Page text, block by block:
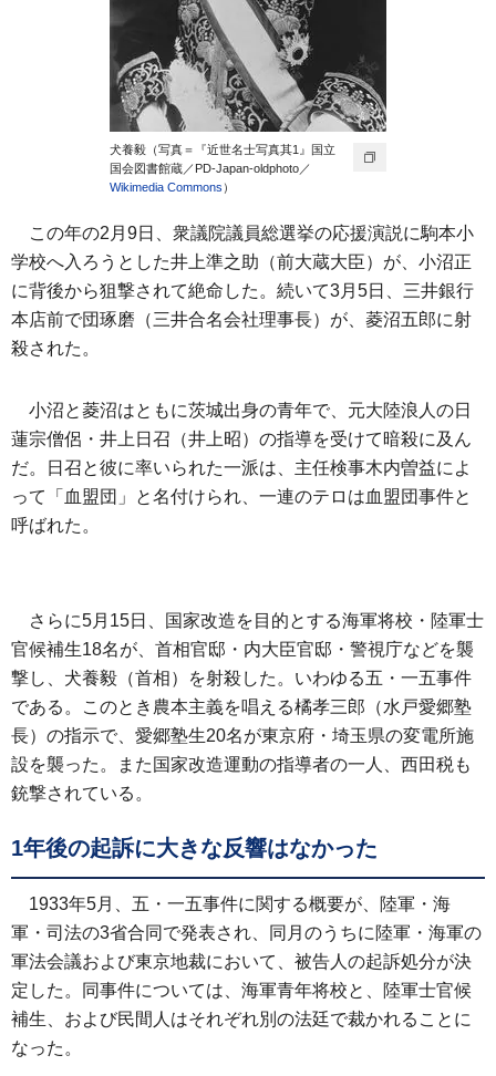
犬養毅（写真＝『近世名士写真其1』国立
国会図書館蔵／PD-Japan-oldphoto／
Wikimedia Commons ）
この年の2月9日、衆議院議員総選挙の応援演説に駒本小
学校へ入ろうとした井上準之助（前大蔵大臣）が、小沼正
に背後から狙撃されて絶命した。続いて3月5日、三井銀行
本店前で団琢磨（三井合名会社理事長）が、菱沼五郎に射
殺された。
小沼と菱沼はともに茨城出身の青年で、元大陸浪人の日
蓮宗僧侶・井上日召（井上昭）の指導を受けて暗殺に及ん
だ。日召と彼に率いられた一派は、主任検事木内曽益によ
って「血盟団」と名付けられ、一連のテロは血盟団事件と
呼ばれた。
さらに5月15日、国家改造を目的とする海軍将校・陸軍士
官候補生18名が、首相官邸・内大臣官邸・警視庁などを襲
撃し、犬養毅（首相）を射殺した。いわゆる五・一五事件
である。このとき農本主義を唱える橘孝三郎（水戸愛郷塾
長）の指示で、愛郷塾生20名が東京府・埼玉県の変電所施
設を襲った。また国家改造運動の指導者の一人、西田税も
銃撃されている。
1年後の起訴に大きな反響はなかった
1933年5月、五・一五事件に関する概要が、陸軍・海
軍・司法の3省合同で発表され、同月のうちに陸軍・海軍の
軍法会議および東京地裁において、被告人の起訴処分が決
定した。同事件については、海軍青年将校と、陸軍士官候
補生、および民間人はそれぞれ別の法廷で裁かれることに
なった。